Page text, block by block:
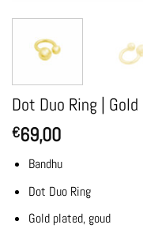
Dot Duo Ring |
€69,00
Bandhu
Dot Duo Ring
Gold plated, goud